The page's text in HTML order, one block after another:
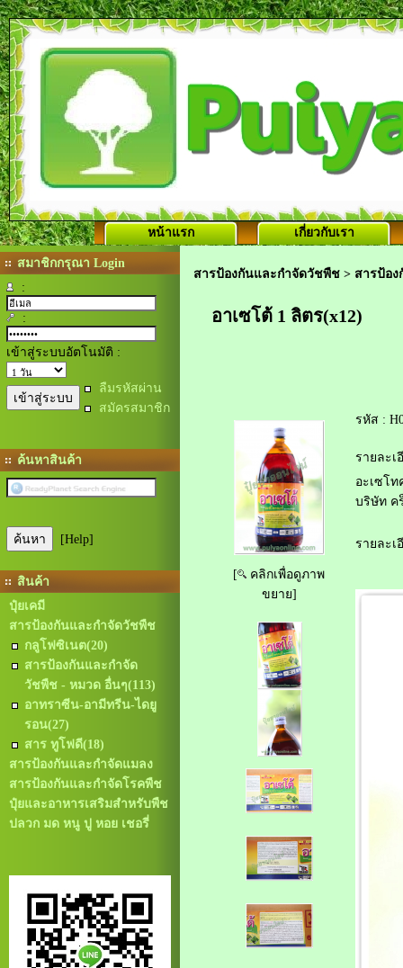
หน้าแรก เกี่ยวกับเรา
สมาชิกกรุณา Login
:
:
เข้าสู่ระบบอัตโนมัติ :
ลืมรหัสผ่าน
สมัครสมาชิก
ค้นหาสินค้า
[Help]
สินค้า
ปุ๋ยเคมี
สารป้องกันและกำจัดวัชพืช
กลูโฟซิเนต(20)
สารป้องกันและกำจัด
วัชพืช - หมวด อื่นๆ(113)
อาทราซีน-อามีทรีน-ไดยู
รอน(27)
สาร ทูโฟดี(18)
สารป้องกันและกำจัดแมลง
สารป้องกันและกำจัดโรคพืช
ปุ๋ยและอาหารเสริมสำหรับพืช
ปลวก มด หนู ปู หอย เชอรี่
สารป้องกันและกำจัดวัชพืช > สารป้อ
อาเซโต้ 1 ลิตร(x12)
[
คลิกเพื่อดูภาพ
ขยาย]
รหัส :
รายละเ
อะเซโท
บริษัท ค
รายละเ